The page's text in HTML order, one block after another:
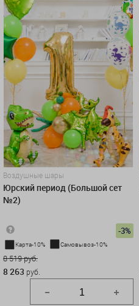
Воздушные шары
Юрский период (Большой сет
№2)
-3%
Карта-10% Самовывоз-10%
8 519 руб.
8 263 руб.